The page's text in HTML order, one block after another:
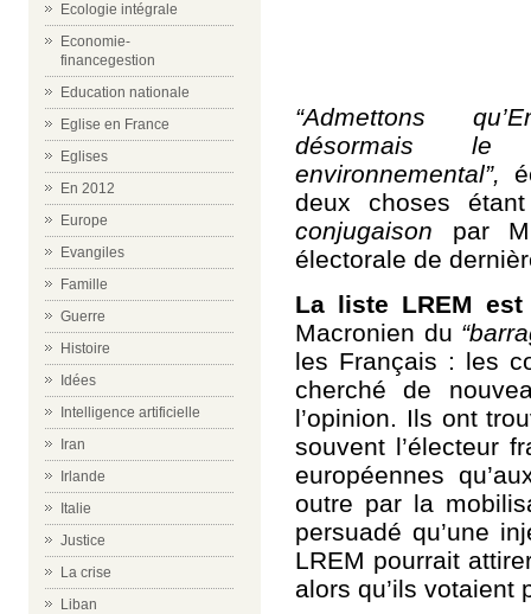
Ecologie intégrale
Economie-
financegestion
Education nationale
Eglise en France
Eglises
En 2012
Europe
Evangiles
Famille
Guerre
Histoire
Idées
Intelligence artificielle
Iran
Irlande
Italie
Justice
La crise
Liban
“Admettons
désormais le
environnemental”,
deux choses
conjugaison par
électorale de
La liste LREM
Macronien du
les Français : les
cherché de
l’opinion. Ils ont
souvent l’électeur
européennes
outre par la
persuadé qu’une
LREM pourrait
alors qu’ils